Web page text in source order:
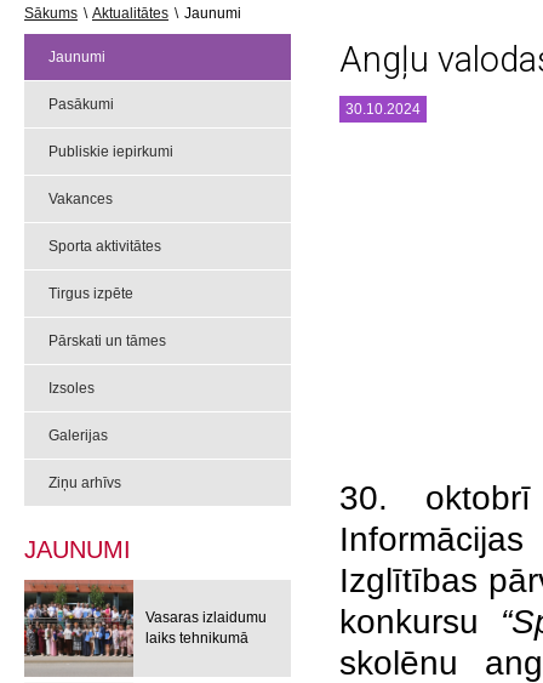
Sākums \ Aktualitātes \ Jaunumi
Jaunumi
Pasākumi
Publiskie iepirkumi
Vakances
Sporta aktivitātes
Tirgus izpēte
Pārskati un tāmes
Izsoles
Galerijas
Ziņu arhīvs
JAUNUMI
Vasaras izlaidumu
laiks tehnikumā
Angļu
30.10.2024
30.
Izglītības
konkursu
skolēnu